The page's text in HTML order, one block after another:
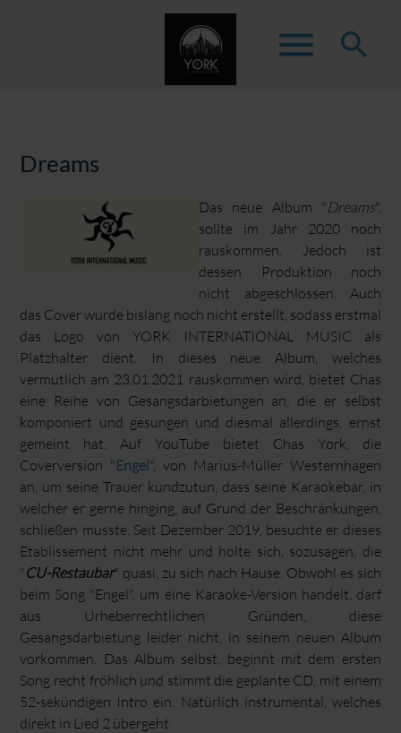
menu search
Dreams
Das neue Album "Dreams",
sollte im Jahr 2020 noch
rauskommen. Jedoch ist
dessen Produktion noch
nicht abgeschlossen. Auch
das Cover wurde bislang noch nicht erstellt, sodass erstmal
das Logo von YORK INTERNATIONAL MUSIC als
Platzhalter dient. In dieses neue Album, welches
vermutlich am 23.01.2021 rauskommen wird, bietet Chas
eine Reihe von Gesangsdarbietungen an, die er selbst
komponiert und gesungen und diesmal allerdings, ernst
gemeint hat. Auf YouTube bietet Chas York, die
Coverversion "Engel", von Marius-Müller Westernhagen
an, um seine Trauer kundzutun, dass seine Karaokebar, in
welcher er gerne hinging, auf Grund der Beschränkungen,
schließen musste. Seit Dezember 2019, besuchte er dieses
Etablissement nicht mehr und holte sich, sozusagen, die
"CU-Restaubar" quasi, zu sich nach Hause. Obwohl es sich
beim Song "Engel", um eine Karaoke-Version handelt, darf
aus Urheberrechtlichen Gründen, diese
Gesangsdarbietung leider nicht, in seinem neuen Album
vorkommen. Das Album selbst, beginnt mit dem ersten
Song recht fröhlich und stimmt die geplante CD, mit einem
52-sekündigen Intro ein. Natürlich instrumental, welches
direkt in Lied 2 übergeht.